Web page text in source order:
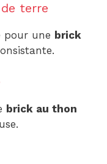
terre
pour une brick
brick au thon